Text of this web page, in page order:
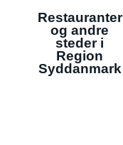
Restauranter
og andre
steder i
Region
Syddanmark